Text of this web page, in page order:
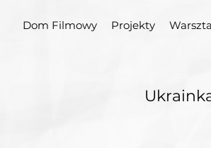
Dom Filmowy Projekty